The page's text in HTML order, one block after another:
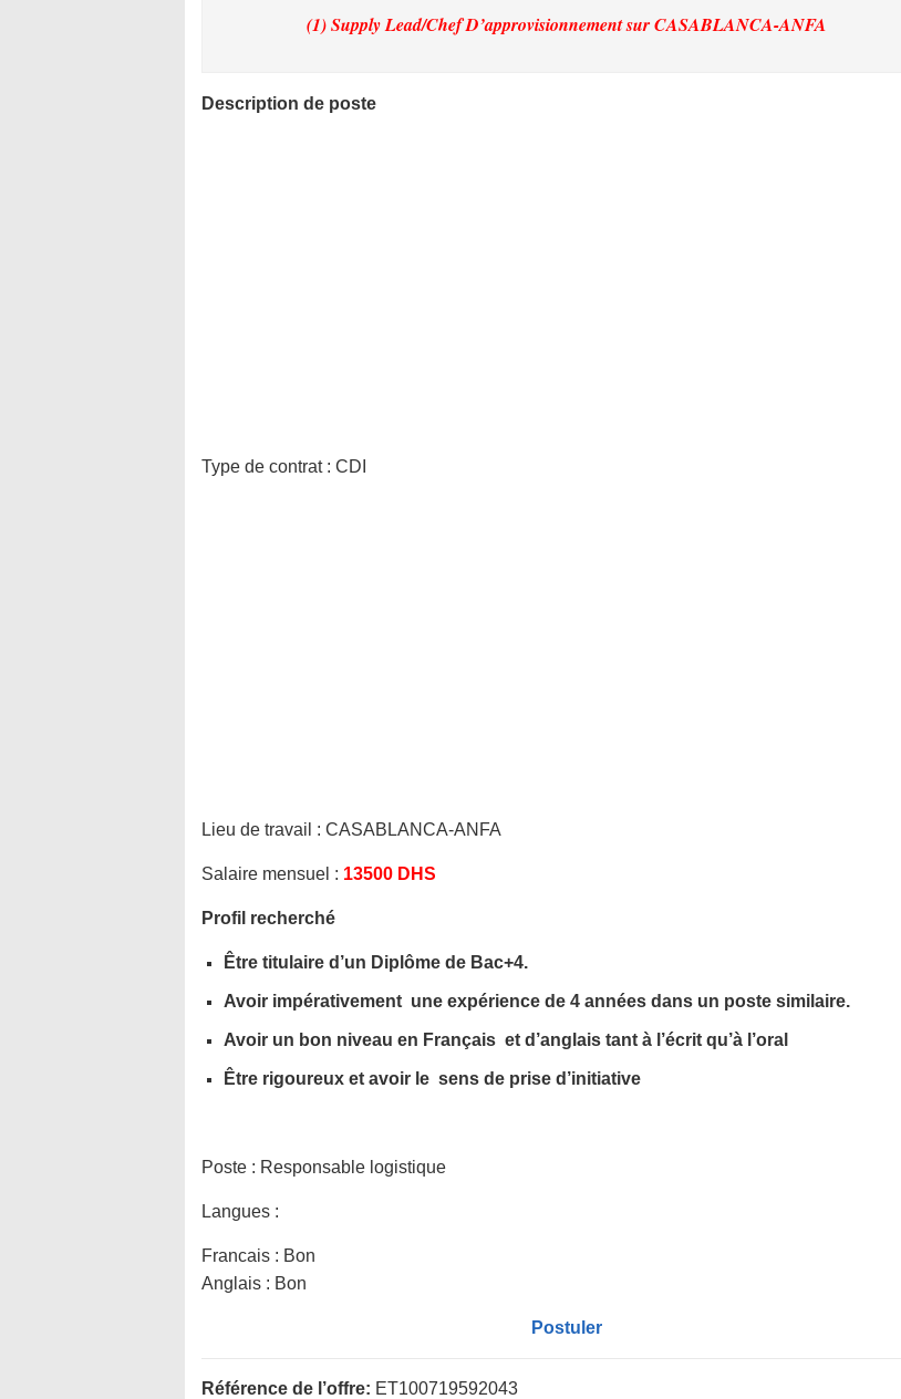
(1) Supply Lead/Chef D’approvisionnementsur CASABLANCA-ANFA
Description de poste
Type de contrat : CDI
Lieu de travail : CASABLANCA-ANFA
Salaire mensuel : 13500 DHS
Profil recherché
Être titulaire d’un Diplôme de Bac+4.
Avoir impérativement une expérience de 4 années dans un poste similaire.
Avoir un bon niveau en Français et d’anglais tant à l’écrit qu’à l’oral
Être rigoureux et avoir le sens de prise d’initiative
Poste : Responsable logistique
Langues :
Francais : Bon
Anglais : Bon
Postuler
Référence de l’offre: ET100719592043